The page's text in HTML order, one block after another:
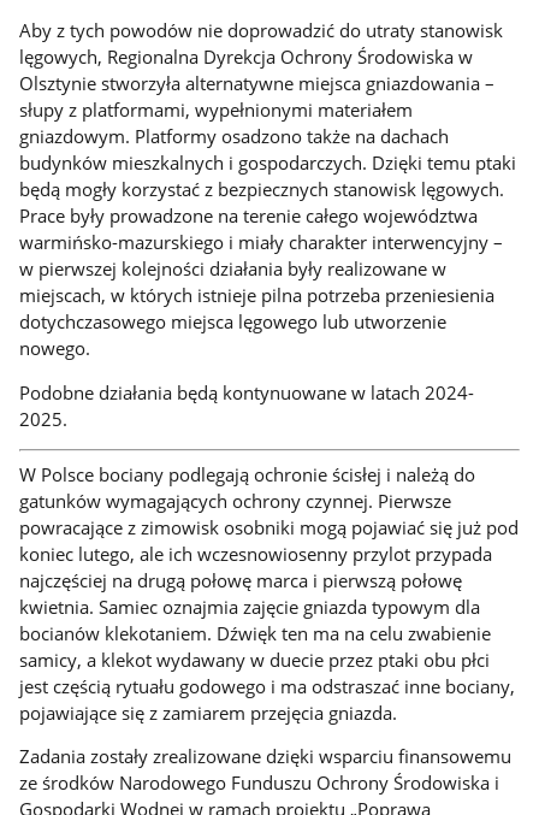
Aby z tych powodów nie doprowadzić do utraty stanowisk
lęgowych, Regionalna Dyrekcja Ochrony Środowiska w
Olsztynie stworzyła alternatywne miejsca gniazdowania –
słupy z platformami, wypełnionymi materiałem
gniazdowym. Platformy osadzono także na dachach
budynków mieszkalnych i gospodarczych. Dzięki temu ptaki
będą mogły korzystać z bezpiecznych stanowisk lęgowych.
Prace były prowadzone na terenie całego województwa
warmińsko-mazurskiego i miały charakter interwencyjny –
w pierwszej kolejności działania były realizowane w
miejscach, w których istnieje pilna potrzeba przeniesienia
dotychczasowego miejsca lęgowego lub utworzenie
nowego.
Podobne działania będą kontynuowane w latach 2024-
2025.
W Polsce bociany podlegają ochronie ścisłej i należą do
gatunków wymagających ochrony czynnej. Pierwsze
powracające z zimowisk osobniki mogą pojawiać się już pod
koniec lutego, ale ich wczesnowiosenny przylot przypada
najczęściej na drugą połowę marca i pierwszą połowę
kwietnia. Samiec oznajmia zajęcie gniazda typowym dla
bocianów klekotaniem. Dźwięk ten ma na celu zwabienie
samicy, a klekot wydawany w duecie przez ptaki obu płci
jest częścią rytuału godowego i ma odstraszać inne bociany,
pojawiające się z zamiarem przejęcia gniazda.
Zadania zostały zrealizowane dzięki wsparciu finansowemu
ze środków Narodowego Funduszu Ochrony Środowiska i
Gospodarki Wodnej w ramach projektu „Poprawa